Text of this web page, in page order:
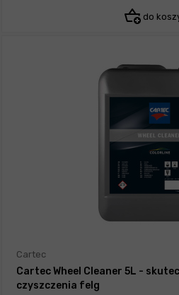
do
Cartec
Cartec Wheel Cleaner 5L -
czyszczenia felg